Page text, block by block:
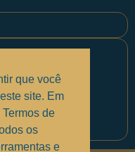
que você
site. Em
de
os
e